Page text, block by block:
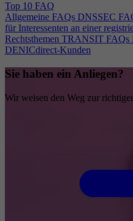
Top 10 FAQ
Allgemeine FAQs DNSSEC
für Interessenten an einer
Rechtsthemen TRANSIT FAQs
DENICdirect-Kunden
Sie haben ein Anliegen?
Wir weisen den Weg zur